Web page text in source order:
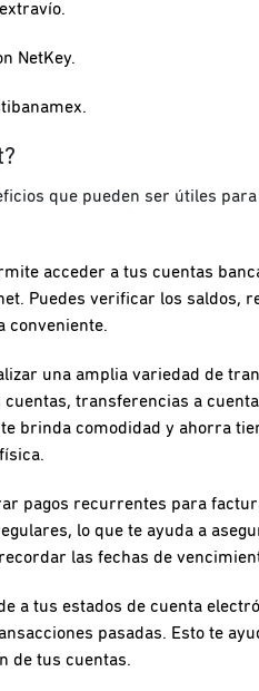
NetKey.
que pueden ser útiles
acceder a tus cuentas
Puedes verificar los saldos,
conveniente.
una amplia variedad de
transferencias a
brinda comodidad y ahorra
pagos recurrentes para
lo que te ayuda a
las fechas de
a tus estados de cuenta
pasadas. Esto te
de tus cuentas.